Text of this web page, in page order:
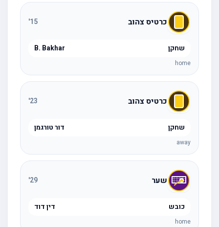
כרטיס צהוב 15
'
שחקן B. Bakhar
home
כרטיס צהוב 23
'
שחקן דור טורגמן
away
שער 29
'
כובש דין דוד
home